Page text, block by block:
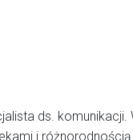
ds. komunikacji.
i różnorodnością